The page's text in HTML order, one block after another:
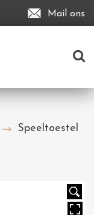
Mail ons
Speeltoestel